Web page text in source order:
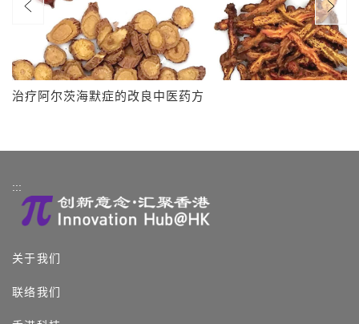
治疗阿尔茨海默症的改良中医药方
:::
关于我们
联络我们